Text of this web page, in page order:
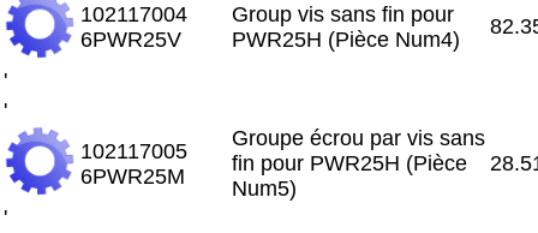
'
102117004
6PWR25V
Group vis sans fin pour
PWR25H (Pièce Num4)
'
'
102117005
6PWR25M
Groupe écrou par vis sans
fin pour PWR25H (Pièce
Num5)